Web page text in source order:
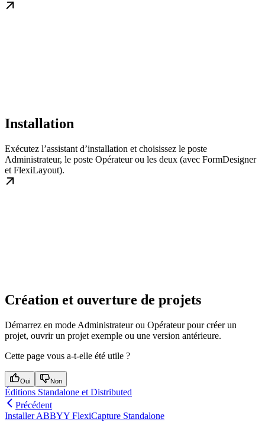
Installation
Exécutez l’assistant d’installation et choisissez le poste
Administrateur, le poste Opérateur ou les deux (avec FormDesigner
et FlexiLayout).
Création et ouverture de projets
Démarrez en mode Administrateur ou Opérateur pour créer un
projet, ouvrir un projet exemple ou une version antérieure.
Cette page vous a-t-elle été utile ?
Oui Non
Éditions Standalone et Distributed
Précédent
Installer ABBYY FlexiCapture Standalone